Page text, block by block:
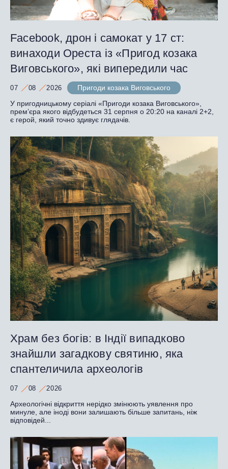
Facebook, дрон і самокат у 17 ст:
винаходи Ореста із «Пригод козака
Виговського», які випередили час
07 08 2026
Пригоди козака Виговського
У пригодницькому серіалі «Пригоди козака Виговського»,
прем’єра якого відбудеться 31 серпня о 20:20 на каналі 2+2,
є герой, який точно здивує глядачів.
Храм без богів: в Індії випадково
знайшли загадкову святиню, яка
спантеличила археологів
07 08 2026
Археологічні відкриття нерідко змінюють уявлення про
минуле, але іноді вони залишають більше запитань, ніж
відповідей...